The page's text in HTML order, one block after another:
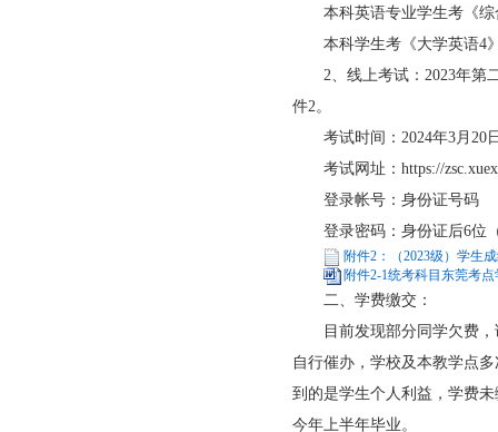
本科英语专业学生考《综
本科学生考《大学英语4》
2、线上考试：2023年第二
件2。
考试时间：2024年3月20日
考试网址： https://
登录帐号：身份证号码
登录密码：身份证后6位（
附件2：（2023级）学生
附件2-1统考科目东莞考
二、学费缴交：
目前发现部分同学欠费，
自行催办，学校及本教学点
到的是学生个人利益，学费
今年上半年毕业。